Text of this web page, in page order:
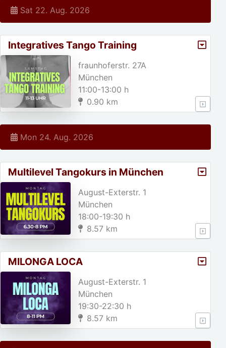
Sat 22. Aug. 2026
Integratives Tango Training
fraunhoferstr. 27A
München
11:00-13:00 h
0.90 km
Mon 24. Aug. 2026
Multilevel Tangokurs in München
August-Exterstr. 1
München
18:00-19:30 h
8.57 km
MILONGA LOCA
August-Exterstr. 1
München
19:30-22:30 h
8.57 km